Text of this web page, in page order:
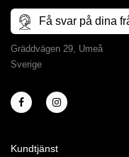
Få svar på dina
Gräddvägen 29, Umeå
Sverige
Kundtjänst